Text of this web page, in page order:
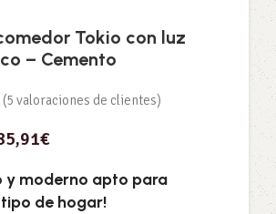
Tokio con luz
– Cemento
(5 valoraciones de clientes)
€
y moderno apto para
de hogar!